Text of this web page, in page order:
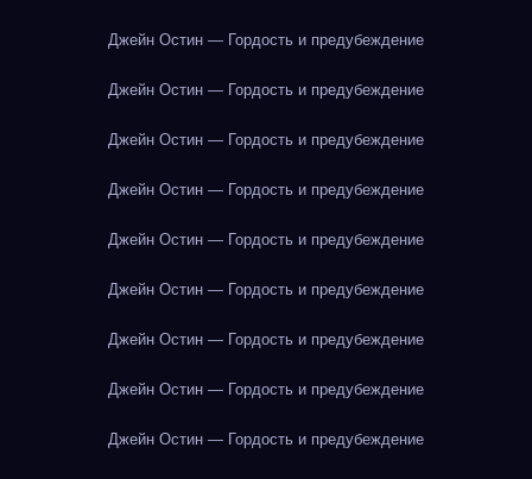
Джейн Остин — Гордость и предубеждение
Джейн Остин — Гордость и предубеждение
Джейн Остин — Гордость и предубеждение
Джейн Остин — Гордость и предубеждение
Джейн Остин — Гордость и предубеждение
Джейн Остин — Гордость и предубеждение
Джейн Остин — Гордость и предубеждение
Джейн Остин — Гордость и предубеждение
Джейн Остин — Гордость и предубеждение